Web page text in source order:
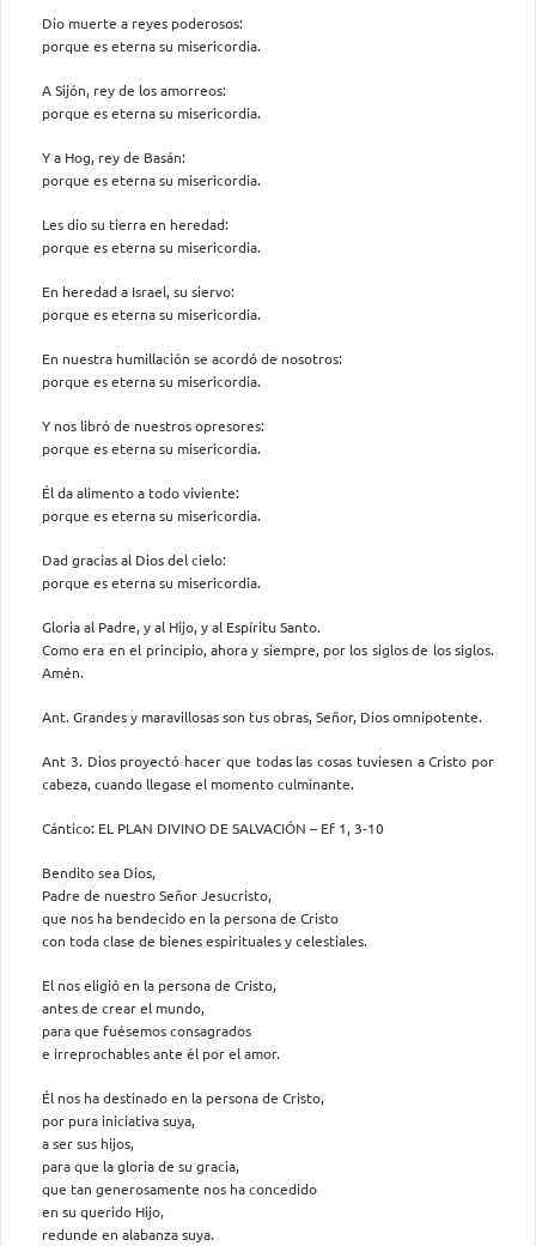
Dio muerte a reyes poderosos:
porque es eterna su misericordia.
A Sijón, rey de los amorreos:
porque es eterna su misericordia.
Y a Hog, rey de Basán:
porque es eterna su misericordia.
Les dio su tierra en heredad:
porque es eterna su misericordia.
En heredad a Israel, su siervo:
porque es eterna su misericordia.
En nuestra humillación se acordó de nosotros:
porque es eterna su misericordia.
Y nos libró de nuestros opresores:
porque es eterna su misericordia.
Él da alimento a todo viviente:
porque es eterna su misericordia.
Dad gracias al Dios del cielo:
porque es eterna su misericordia.
Gloria al Padre, y al Hijo, y al Espíritu Santo.
Como era en el principio, ahora y siempre, por los siglos de los siglos.
Amén.
Ant. Grandes y maravillosas son tus obras, Señor, Dios omnipotente.
Ant 3. Dios proyectó hacer que todas las cosas tuviesen a Cristo por
cabeza, cuando llegase el momento culminante.
Cántico: EL PLAN DIVINO DE SALVACIÓN – Ef 1, 3-10
Bendito sea Dios,
Padre de nuestro Señor Jesucristo,
que nos ha bendecido en la persona de Cristo
con toda clase de bienes espirituales y celestiales.
El nos eligió en la persona de Cristo,
antes de crear el mundo,
para que fuésemos consagrados
e irreprochables ante él por el amor.
Él nos ha destinado en la persona de Cristo,
por pura iniciativa suya,
a ser sus hijos,
para que la gloria de su gracia,
que tan generosamente nos ha concedido
en su querido Hijo,
redunde en alabanza suya.